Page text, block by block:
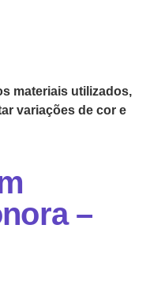
materiais utilizados,
variações de cor e
–